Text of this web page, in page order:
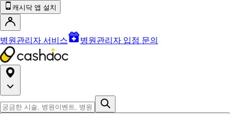
캐시닥 앱 설치
병원관리자 서비스 병원관리자 입점 문의